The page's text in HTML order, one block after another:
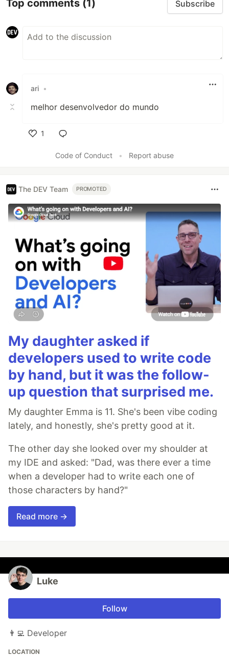
Top comments (1) Subscribe
ari •
melhor desenvolvedor do mundo
1
Code of Conduct
• Report abuse
The DEV Team PROMOTED
My daughter asked if
developers used to write code
by hand, but it was the follow-
up question that surprised me.
My daughter Emma is 11. She's been vibe coding
lately, and honestly, she's pretty good at it.
The other day she looked over my shoulder at
my IDE and asked: "Dad, was there ever a time
when a developer had to write each one of
those characters by hand?"
Read more →
Luke
Follow
👨‍💻 Developer
LOCATION